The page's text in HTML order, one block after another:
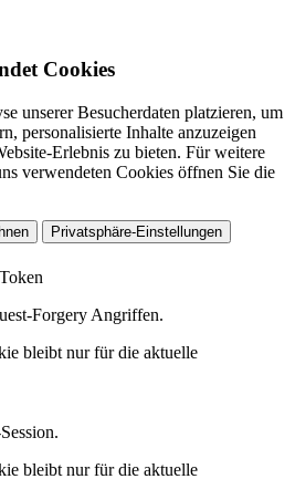
Cookies
unserer Besucherdaten platzieren, um
personalisierte Inhalte anzuzeigen
Erlebnis zu bieten. Für weitere
verwendeten Cookies öffnen Sie die
Privatsphäre-Einstellungen
Forgery Angriffen.
bleibt nur für die aktuelle
bleibt nur für die aktuelle